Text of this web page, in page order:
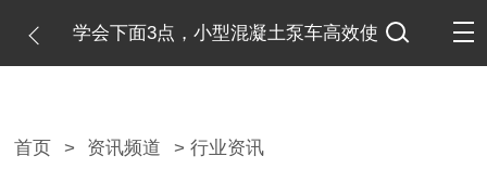
学会下面3点，小型混凝土泵车高效使
首页 > 资讯频道 > 行业资讯